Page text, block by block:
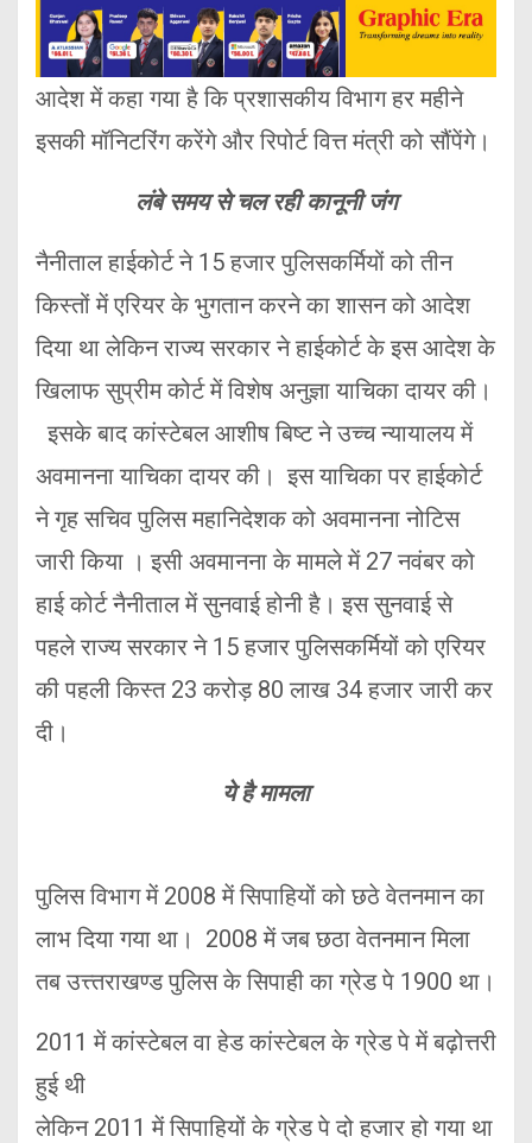
आदेश में कहा गया है कि प्रशासकीय विभाग हर महीने
इसकी मॉनिटरिंग करेंगे और रिपोर्ट वित्त मंत्री को सौंपेंगे।
लंबे समय से चल रही कानूनी जंग
नैनीताल हाईकोर्ट ने 15 हजार पुलिसकर्मियों को तीन
किस्तों में एरियर के भुगतान करने का शासन को आदेश
दिया था लेकिन राज्य सरकार ने हाईकोर्ट के इस आदेश के
खिलाफ सुप्रीम कोर्ट में विशेष अनुज्ञा याचिका दायर की।
इसके बाद कांस्टेबल आशीष बिष्ट ने उच्च न्यायालय में
अवमानना याचिका दायर की। इस याचिका पर हाईकोर्ट
ने गृह सचिव पुलिस महानिदेशक को अवमानना नोटिस
जारी किया । इसी अवमानना के मामले में 27 नवंबर को
हाई कोर्ट नैनीताल में सुनवाई होनी है। इस सुनवाई से
पहले राज्य सरकार ने 15 हजार पुलिसकर्मियों को एरियर
की पहली किस्त 23 करोड़ 80 लाख 34 हजार जारी कर
दी।
ये है मामला
पुलिस विभाग में 2008 में सिपाहियों को छठे वेतनमान का
लाभ दिया गया था। 2008 में जब छठा वेतनमान मिला
तब उत्त्तराखण्ड पुलिस के सिपाही का ग्रेड पे 1900 था।
2011 में कांस्टेबल वा हेड कांस्टेबल के ग्रेड पे में बढ़ोत्तरी
हुई थी
लेकिन 2011 में सिपाहियों के ग्रेड पे दो हजार हो गया था